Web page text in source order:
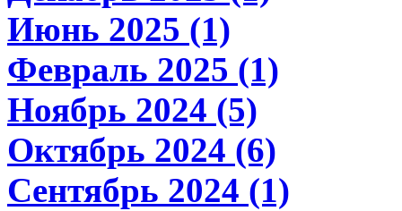
Июнь 2025 (1)
Февраль 2025 (1)
Ноябрь 2024 (5)
Октябрь 2024 (6)
Сентябрь 2024 (1)